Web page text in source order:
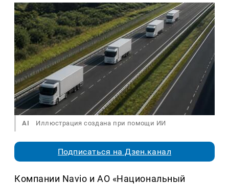
AI Иллюстрация создана при помощи ИИ
Подписаться на Дзен.канал
Компании Navio и АО «Национальный